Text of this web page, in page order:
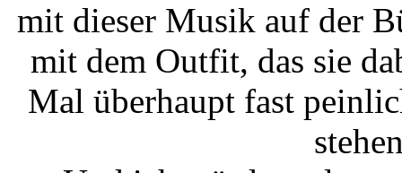
mit dieser Musik auf der
mit dem Outfit, das sie
Mal überhaupt fast